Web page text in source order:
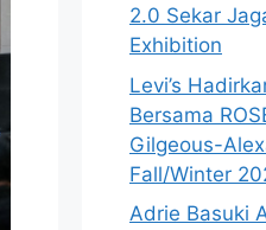
2.0 Sekar
Exhibition
Levi’s
Bersama
Gilgeous-
Fall/Winter
Adrie Basuki